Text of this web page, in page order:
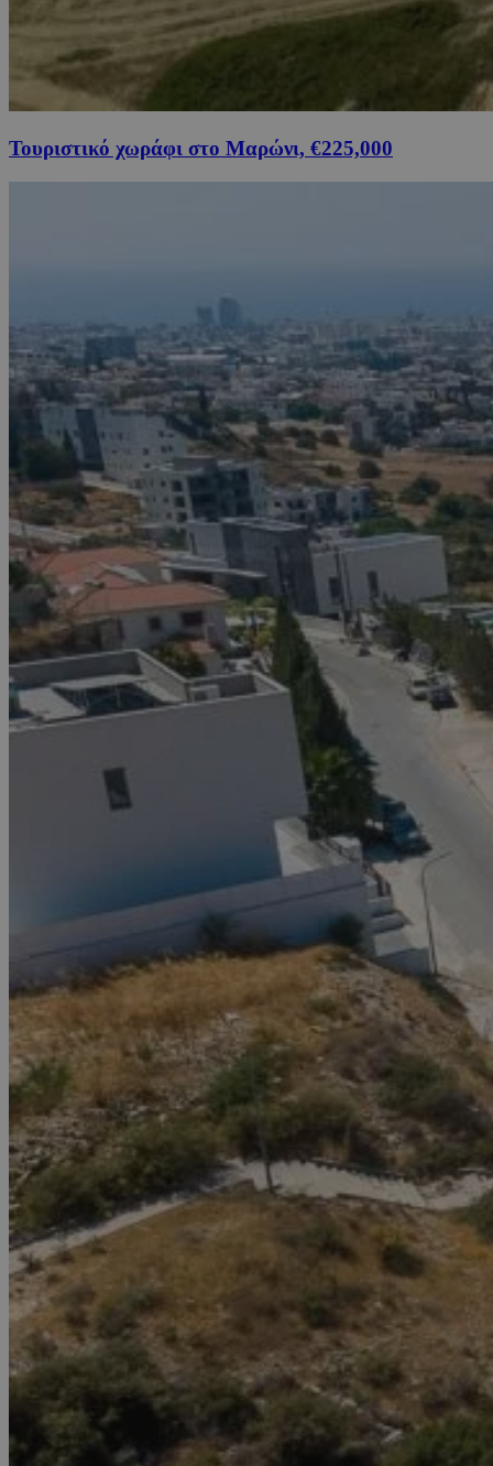
Τουριστικό χωράφι στο Μαρώνι, €225,000